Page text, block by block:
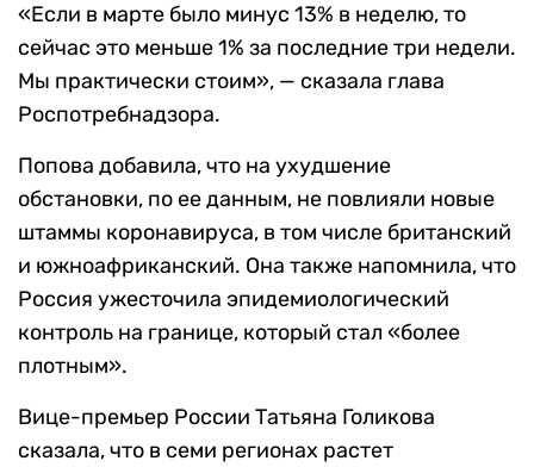
«Если в марте было минус 13% в неделю, то
сейчас это меньше 1% за последние три недели.
Мы практически стоим», — сказала глава
Роспотребнадзора.
Попова добавила, что на ухудшение
обстановки, по ее данным, не повлияли новые
штаммы коронавируса, в том числе британский
и южноафриканский. Она также напомнила, что
Россия ужесточила эпидемиологический
контроль на границе, который стал «более
плотным».
Вице-премьер России Татьяна Голикова
сказала, что в семи регионах растет